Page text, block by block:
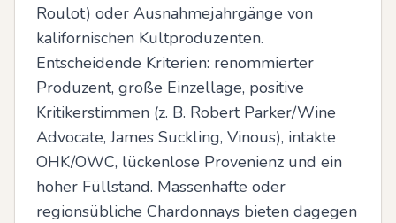
Roulot) oder Ausnahmejahrgänge von
kalifornischen Kultproduzenten.
Entscheidende Kriterien: renommierter
Produzent, große Einzellage, positive
Kritikerstimmen (z. B. Robert Parker/Wine
Advocate, James Suckling, Vinous), intakte
OHK/OWC, lückenlose Provenienz und ein
hoher Füllstand. Massenhafte oder
regionsübliche Chardonnays bieten dagegen